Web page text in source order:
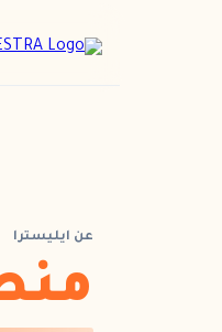
عن ايليسترا